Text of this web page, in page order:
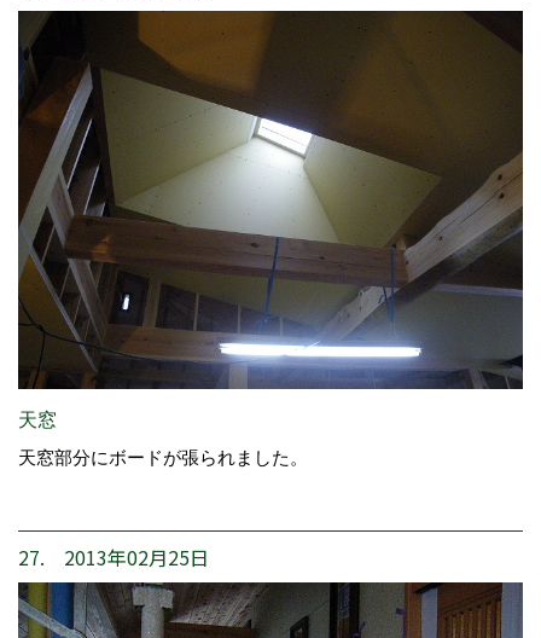
天窓
天窓部分にボードが張られました。
27. 2013年02月25日